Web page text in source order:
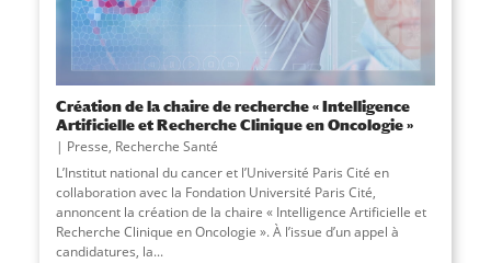
Création de la chaire de recherche « Intelligence
Artificielle et Recherche Clinique en Oncologie »
Presse, Recherche Santé
L’Institut national du cancer et l’Université Paris Cité en
collaboration avec la Fondation Université Paris Cité,
annoncent la création de la chaire « Intelligence Artificielle et
Recherche Clinique en Oncologie ». À l’issue d’un appel à
candidatures, la...